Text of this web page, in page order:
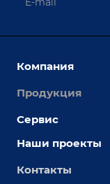
Компания
О компании
Выставки и
Продукция
Сборочно-
Оснастка для
Сервис
Сервисное
Обучение
Наши проекты
Контакты